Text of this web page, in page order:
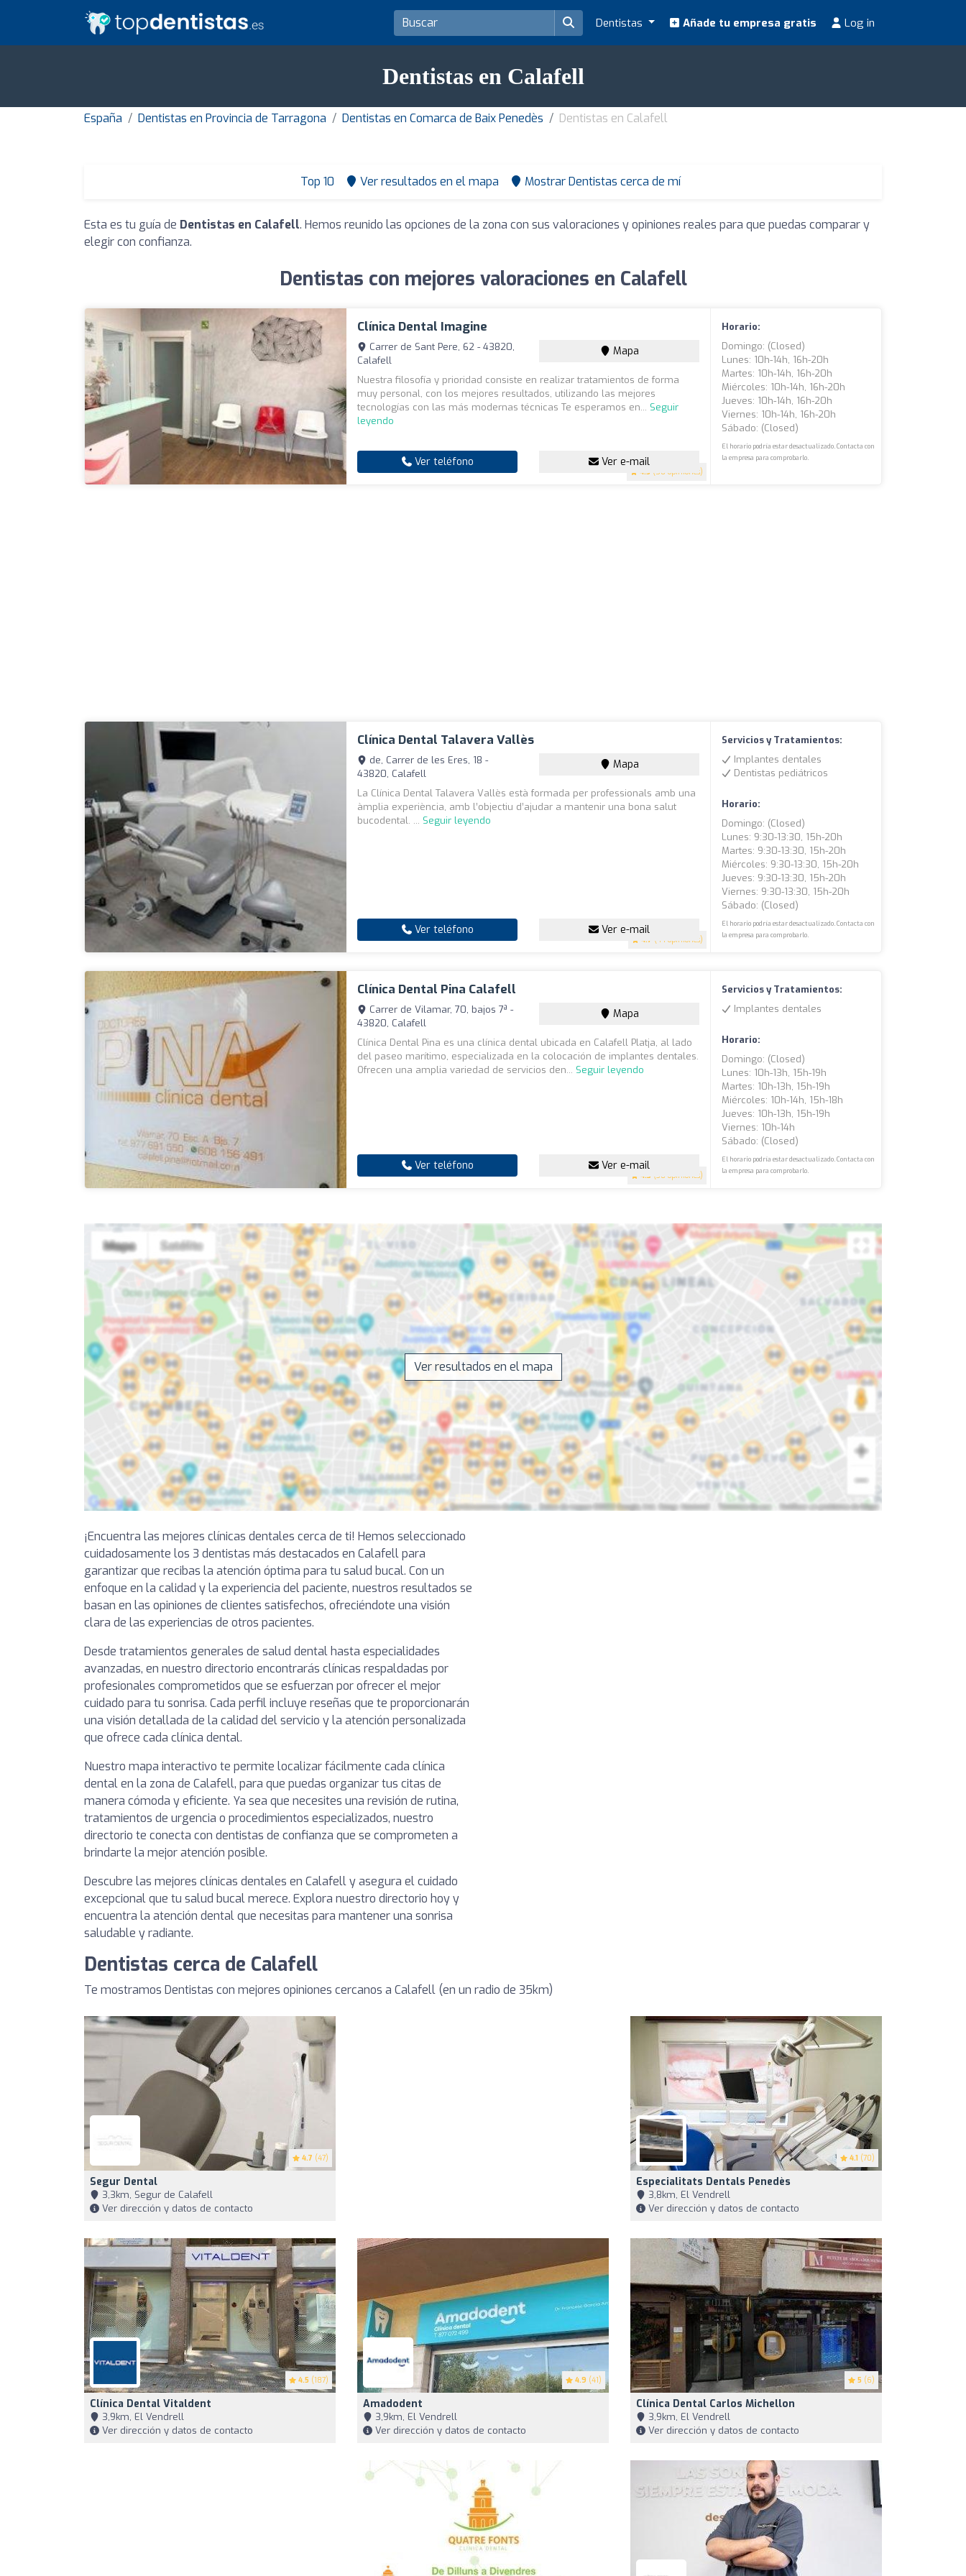
Dentistas Añade tu empresa gratis Log in
Dentistas en Calafell
España Dentistas en Provincia de Tarragona Dentistas en Comarca de Baix Penedès Dentistas en Calafell
Top 10 Ver resultados en el mapa Mostrar Dentistas cerca de mí
Esta es tu guía de Dentistas en Calafell. Hemos reunido las opciones de la zona con sus valoraciones y opiniones reales para que puedas comparar y
elegir con confianza.
Dentistas con mejores valoraciones en Calafell
Clínica Dental Imagine
4.5 (50 opiniones)
Carrer de Sant Pere, 62 - 43820,
Calafell
Mapa
Nuestra filosofía y prioridad consiste en realizar tratamientos de forma
muy personal, con los mejores resultados, utilizando las mejores
tecnologías con las más modernas técnicas Te esperamos en... Seguir
leyendo
Ver teléfono Ver e-mail
Horario:
Domingo: (closed)
Lunes: 10h-14h, 16h-20h
Martes: 10h-14h, 16h-20h
Miércoles: 10h-14h, 16h-20h
Jueves: 10h-14h, 16h-20h
Viernes: 10h-14h, 16h-20h
Sábado: (closed)
El horario podría estar desactualizado. Contacta con
la empresa para comprobarlo.
Clínica Dental Talavera Vallès
4.7 (44 opiniones)
de, Carrer de les Eres, 18 -
43820, Calafell
Mapa
La Clínica Dental Talavera Vallès està formada per professionals amb una
àmplia experiència, amb l’objectiu d’ajudar a mantenir una bona salut
bucodental. ... Seguir leyendo
Ver teléfono Ver e-mail
Servicios y Tratamientos:
Implantes dentales
Dentistas pediátricos
Horario:
Domingo: (closed)
Lunes: 9:30-13:30, 15h-20h
Martes: 9:30-13:30, 15h-20h
Miércoles: 9:30-13:30, 15h-20h
Jueves: 9:30-13:30, 15h-20h
Viernes: 9:30-13:30, 15h-20h
Sábado: (closed)
El horario podría estar desactualizado. Contacta con
la empresa para comprobarlo.
Clínica Dental Pina Calafell
4.3 (30 opiniones)
Carrer de Vilamar, 70, bajos 7ª -
43820, Calafell
Mapa
Clínica Dental Pina es una clínica dental ubicada en Calafell Platja, al lado
del paseo marítimo, especializada en la colocación de implantes dentales.
Ofrecen una amplia variedad de servicios den... Seguir leyendo
Ver teléfono Ver e-mail
Servicios y Tratamientos:
Implantes dentales
Horario:
Domingo: (closed)
Lunes: 10h-13h, 15h-19h
Martes: 10h-13h, 15h-19h
Miércoles: 10h-14h, 15h-18h
Jueves: 10h-13h, 15h-19h
Viernes: 10h-14h
Sábado: (closed)
El horario podría estar desactualizado. Contacta con
la empresa para comprobarlo.
Ver resultados en el mapa
¡Encuentra las mejores clínicas dentales cerca de ti! Hemos seleccionado
cuidadosamente los 3 dentistas más destacados en Calafell para
garantizar que recibas la atención óptima para tu salud bucal. Con un
enfoque en la calidad y la experiencia del paciente, nuestros resultados se
basan en las opiniones de clientes satisfechos, ofreciéndote una visión
clara de las experiencias de otros pacientes.
Desde tratamientos generales de salud dental hasta especialidades
avanzadas, en nuestro directorio encontrarás clínicas respaldadas por
profesionales comprometidos que se esfuerzan por ofrecer el mejor
cuidado para tu sonrisa. Cada perfil incluye reseñas que te proporcionarán
una visión detallada de la calidad del servicio y la atención personalizada
que ofrece cada clínica dental.
Nuestro mapa interactivo te permite localizar fácilmente cada clínica
dental en la zona de Calafell, para que puedas organizar tus citas de
manera cómoda y eficiente. Ya sea que necesites una revisión de rutina,
tratamientos de urgencia o procedimientos especializados, nuestro
directorio te conecta con dentistas de confianza que se comprometen a
brindarte la mejor atención posible.
Descubre las mejores clínicas dentales en Calafell y asegura el cuidado
excepcional que tu salud bucal merece. Explora nuestro directorio hoy y
encuentra la atención dental que necesitas para mantener una sonrisa
saludable y radiante.
Dentistas cerca de Calafell
Te mostramos Dentistas con mejores opiniones cercanos a Calafell (en un radio de 35km)
4.7 (47)
Segur Dental
3,3km, Segur de Calafell
Ver dirección y datos de contacto
4.1 (70)
Especialitats Dentals Penedès
3,8km, El Vendrell
Ver dirección y datos de contacto
4.5 (187)
Clínica Dental Vitaldent
3,9km, El Vendrell
Ver dirección y datos de contacto
4.9 (41)
Amadodent
3,9km, El Vendrell
Ver dirección y datos de contacto
5 (6)
Clínica Dental Carlos Michellon
3,9km, El Vendrell
Ver dirección y datos de contacto